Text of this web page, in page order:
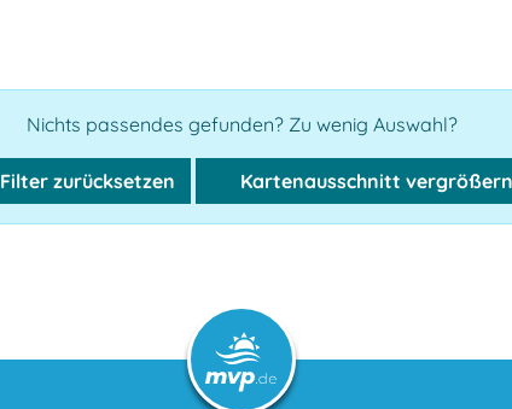
Nichts passendes gefunden? Zu wenig Auswahl?
Filter zurücksetzen Kartenausschnitt vergrößern